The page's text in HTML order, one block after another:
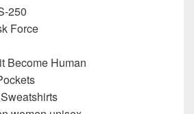
250
Force
Become Human